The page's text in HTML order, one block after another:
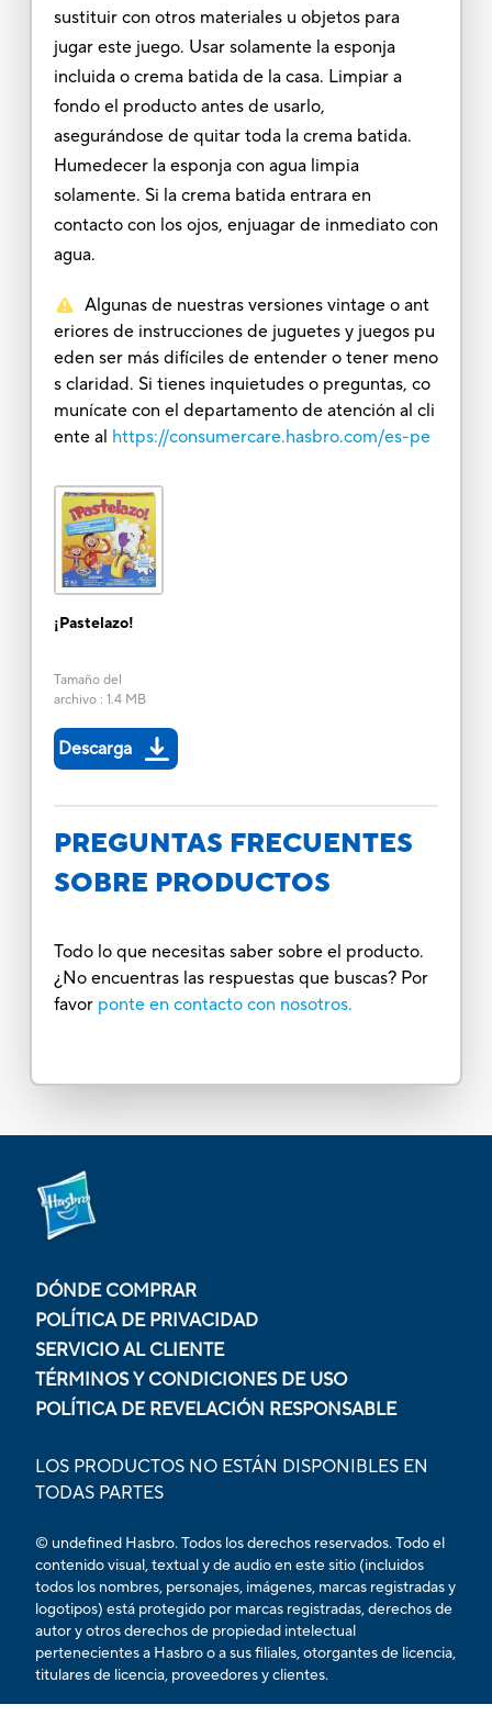
sustituir con otros materiales u objetos para
jugar este juego. Usar solamente la esponja
incluida o crema batida de la casa. Limpiar a
fondo el producto antes de usarlo,
asegurándose de quitar toda la crema batida.
Humedecer la esponja con agua limpia
solamente. Si la crema batida entrara en
contacto con los ojos, enjuagar de inmediato con
agua.
Algunas de nuestras versiones vintage o ant
eriores de instrucciones de juguetes y juegos pu
eden ser más difíciles de entender o tener meno
s claridad. Si tienes inquietudes o preguntas, co
munícate con el departamento de atención al cli
ente al https://consumercare.hasbro.com/es-pe
¡Pastelazo!
Tamaño del
archivo: 1.4 MB
Descarga
PREGUNTAS FRECUENTES
SOBRE PRODUCTOS
Todo lo que necesitas saber sobre el producto.
¿No encuentras las respuestas que buscas? Por
favor ponte en contacto con nosotros.
DÓNDE COMPRAR
POLÍTICA DE PRIVACIDAD
SERVICIO AL CLIENTE
TÉRMINOS Y CONDICIONES DE USO
POLÍTICA DE REVELACIÓN RESPONSABLE
LOS PRODUCTOS NO ESTÁN DISPONIBLES EN
TODAS PARTES
© undefined Hasbro. Todos los derechos reservados. Todo el
contenido visual, textual y de audio en este sitio (incluidos
todos los nombres, personajes, imágenes, marcas registradas y
logotipos) está protegido por marcas registradas, derechos de
autor y otros derechos de propiedad intelectual
pertenecientes a Hasbro o a sus filiales, otorgantes de licencia,
titulares de licencia, proveedores y clientes.